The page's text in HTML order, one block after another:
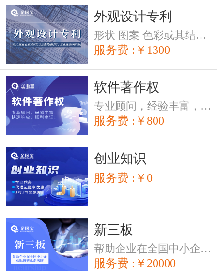
外观设计专利
形状 图案 色彩或其结合富有美感适用于工业应用的新设计
服务费 :￥1300
软件著作权
专业顾问，经验丰富，快速响应，顺利拿证！
服务费 :￥800
创业知识
服务费 :￥0
新三板
帮助企业在全国中小企业股份转让系统牌
服务费 :￥20000